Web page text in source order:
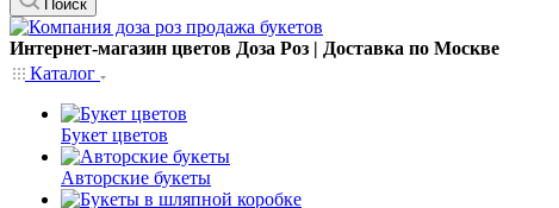
Поиск
Интернет-магазин цветов Доза Роз | Доставка по Москве
Каталог
Букет цветов
Авторские букеты